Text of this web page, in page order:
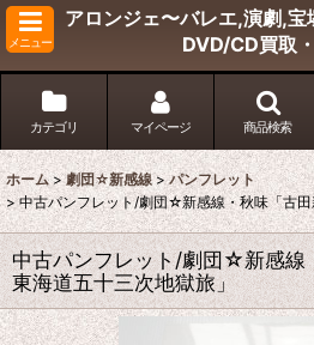
メニュー
アロンジェ〜バレエ,演劇,
DVD/CD買取
カテゴリ マイページ 商品検索
ホーム > 劇団☆新感線 > パンフレット
> 中古パンフレット/劇団☆新感線・秋味「古
中古パンフレット/劇団☆新感線
東海道五十三次地獄旅」